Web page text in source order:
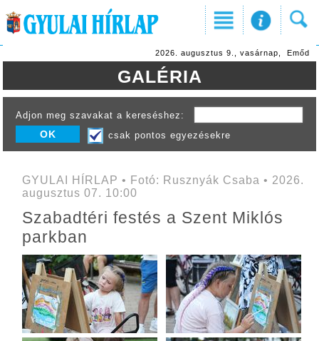
2026. augusztus 9., vasárnap, Emőd
GALÉRIA
Adjon meg szavakat a kereséshez:
csak pontos egyezésekre
GYULAI HÍRLAP • Fotó: Rusznyák Csaba • 2026.
augusztus 07. 10:00
Szabadtéri festés a Szent Miklós
parkban